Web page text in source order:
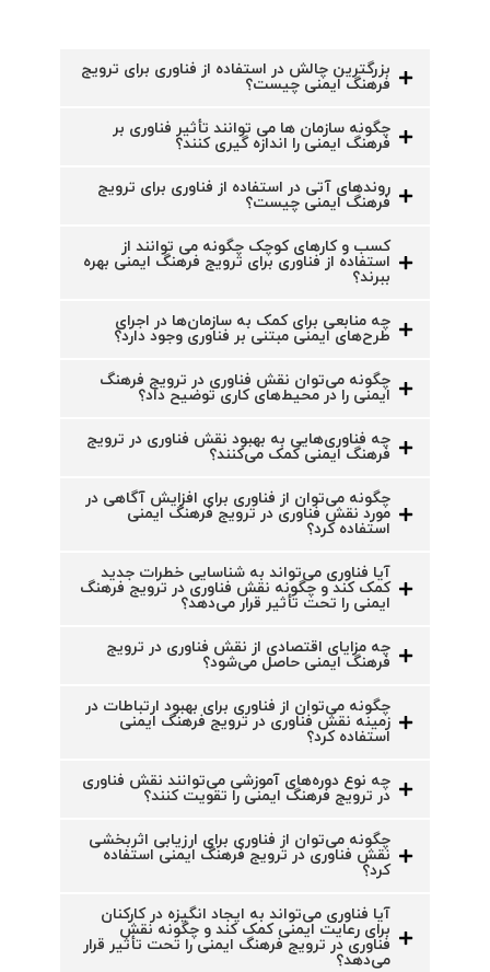
بزرگترین چالش در استفاده از فناوری برای ترویج
فرهنگ ایمنی چیست؟
چگونه سازمان ها می توانند تأثیر فناوری بر
فرهنگ ایمنی را اندازه گیری کنند؟
روندهای آتی در استفاده از فناوری برای ترویج
فرهنگ ایمنی چیست؟
کسب و کارهای کوچک چگونه می توانند از
استفاده از فناوری برای ترویج فرهنگ ایمنی بهره
ببرند؟
چه منابعی برای کمک به سازمان‌ها در اجرای
طرح‌های ایمنی مبتنی بر فناوری وجود دارد؟
چگونه می‌توان نقش فناوری در ترویج فرهنگ
ایمنی را در محیط‌های کاری توضیح داد؟
چه فناوری‌هایی به بهبود نقش فناوری در ترویج
فرهنگ ایمنی کمک می‌کنند؟
چگونه می‌توان از فناوری برای افزایش آگاهی در
مورد نقش فناوری در ترویج فرهنگ ایمنی
استفاده کرد؟
آیا فناوری می‌تواند به شناسایی خطرات جدید
کمک کند و چگونه نقش فناوری در ترویج فرهنگ
ایمنی را تحت تأثیر قرار می‌دهد؟
چه مزایای اقتصادی از نقش فناوری در ترویج
فرهنگ ایمنی حاصل می‌شود؟
چگونه می‌توان از فناوری برای بهبود ارتباطات در
زمینه نقش فناوری در ترویج فرهنگ ایمنی
استفاده کرد؟
چه نوع دوره‌های آموزشی می‌توانند نقش فناوری
در ترویج فرهنگ ایمنی را تقویت کنند؟
چگونه می‌توان از فناوری برای ارزیابی اثربخشی
نقش فناوری در ترویج فرهنگ ایمنی استفاده
کرد؟
آیا فناوری می‌تواند به ایجاد انگیزه در کارکنان
برای رعایت ایمنی کمک کند و چگونه نقش
فناوری در ترویج فرهنگ ایمنی را تحت تأثیر قرار
می‌دهد؟